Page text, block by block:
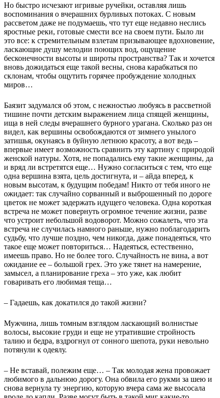
Но быстро исчезают игривые ручейки, оставляя лишь
воспоминания о вчерашних бурливых потоках. С новым
рассветом даже не подумаешь, что тут еще недавно неслись
яростные реки, готовые смести все на своем пути. Было ли
это все: к стремительным взлетам призывающее вдохновение,
ласкающие душу мелодии поющих вод, ощущение
бесконечности высоты и широты пространства? Так и хочется
вновь дожидаться еще такой весны, снова карабкаться по
склонам, чтобы ощутить горячее пробуждение холодных
миров…
Баязит задумался об этом, с нежностью любуясь в рассветной
тишине почти детским выражением лица спящей женщины,
ища в ней следы вчерашнего бурного урагана. Сколько раз он
видел, как вершины освобождаются от зимнего унылого
затишья, окунаясь в буйную летнюю красоту, а вот ведь –
впервые имеет возможность сравнить эту картину с природой
женской натуры. Хотя, не попадались ему такие женщины, да
и вряд ли встретятся еще… Нужно согласиться с тем, что еще
одна вершина взята, цель достигнута, и – айда вперед, к
новым высотам, к будущим победам! Никто от тебя иного не
ожидает: так случайно сорванный и выброшенный по дороге
цветок не может задержать идущего человека. Одна короткая
встреча не может повернуть огромное течение жизни, разве
что устроит небольшой водоворот. Можно сожалеть, что эта
встреча не случилась намного раньше, нужно поблагодарить
судьбу, что лучше поздно, чем никогда, даже понадеяться, что
такое еще может повториться… Надеяться, естественно,
имеешь право. Но не более того. Случайность не вина, а вот
ожидание ее – большой грех. Это уже тянет на намерение,
замысел, а планирование греха – это уже, как любит
говаривать его любимая теща…
– Гадаешь, как докатился до такой жизни?
Мужчина, лишь томным взглядом ласкающий волнистые
волосы, высокие груди и еще не утратившие стройность
талию и бедра, вздрогнул от сонного шепота, руки невольно
потянули к одеялу.
– Не вставай, полежим еще… – Так молодая жена провожает
любимого в дальнюю дорогу. Она обвила его рукми за шею и
снова вернула ту энергию, которую вчера сама же высосала